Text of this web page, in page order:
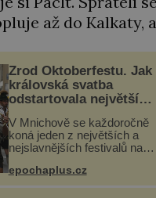
až do Kalkaty,
Zrod Oktoberfestu. Jak
královská svatba
odstartovala největší
pivní festival světa
V Mnichově se každoročně
koná jeden z největších a
nejslavnějších festivalů na
přiláká miliony návštěvníků,
kteří si vychutnávají pivo,
epochaplus.cz